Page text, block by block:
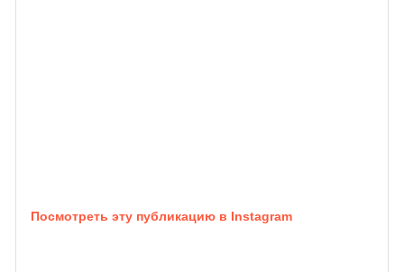
Посмотреть эту публикацию в Instagram